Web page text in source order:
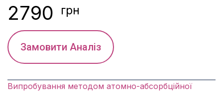
2790 грн
Замовити Аналіз
Випробування методом атомно-абсорбційної